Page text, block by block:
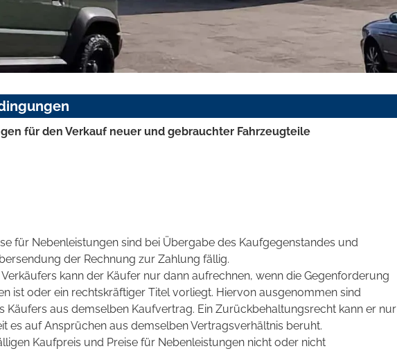
für den Verkauf neuer und gebrauchter Fahrzeugteile
für Nebenleistungen sind bei Übergabe des Kaufgegenstandes und
der Rechnung zur Zahlung fällig.
kann der Käufer nur dann aufrechnen, wenn die Gegenforderung
ist oder ein rechtskräftiger Titel vorliegt. Hiervon ausgenommen sind
Käufers aus demselben Kaufvertrag. Ein Zurückbehaltungsrecht kann er nur
es auf Ansprüchen aus demselben Vertragsverhältnis beruht.
Kaufpreis und Preise für Nebenleistungen nicht oder nicht